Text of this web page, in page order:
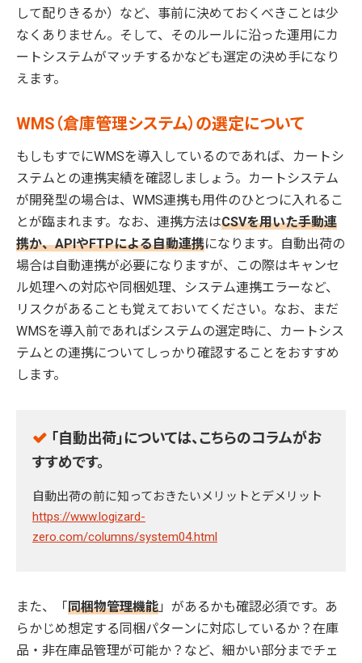
して配りきるか）など、事前に決めておくべきことは少
なくありません。そして、そのルールに沿った運用にカ
ートシステムがマッチするかなども選定の決め手になり
えます。
WMS（倉庫管理システム）の選定について
もしもすでにWMSを導入しているのであれば、カートシ
ステムとの連携実績を確認しましょう。カートシステム
が開発型の場合は、WMS連携も用件のひとつに入れるこ
とが臨まれます。なお、連携方法はCSVを用いた手動連
携か、APIやFTPによる自動連携になります。自動出荷の
場合は自動連携が必要になりますが、この際はキャンセ
ル処理への対応や同梱処理、システム連携エラーなど、
リスクがあることも覚えておいてください。なお、まだ
WMSを導入前であればシステムの選定時に、カートシス
テムとの連携についてしっかり確認することをおすすめ
します。
「自動出荷」については、こちらのコラムがお
すすめです。
自動出荷の前に知っておきたいメリットとデメリット
https://www.logizard-
zero.com/columns/system04.html
また、「同梱物管理機能 」があるかも確認必須です。あ
らかじめ想定する同梱パターンに対応しているか？在庫
品・非在庫品管理が可能か？など、細かい部分までチェ